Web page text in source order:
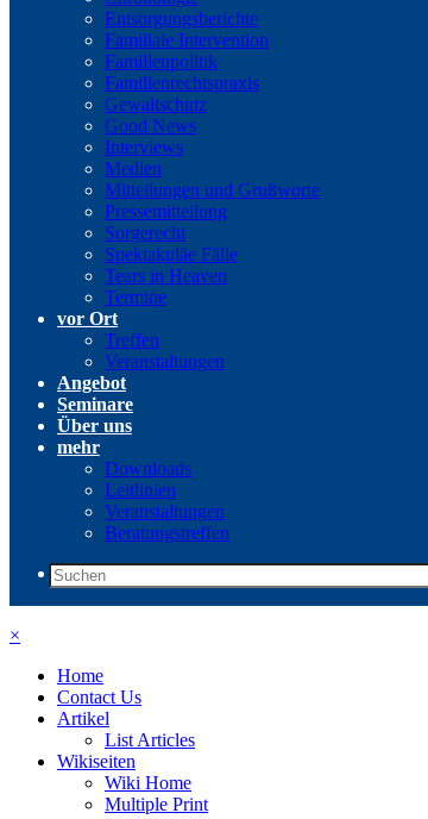
Entsorgungsberichte
Familiale Intervention
Familienpolitik
Familienrechtspraxis
Gewaltschutz
Good News
Interviews
Medien
Mitteilungen und Grußworte
Pressemitteilung
Sorgerecht
Spektakuläe Fälle
Tears in Heaven
Termine
vor Ort
Treffen
Veranstaltungen
Angebot
Seminare
Über uns
mehr
Downloads
Leitlinien
Veranstaltungen
Beratungstreffen
×
Home
Contact Us
Artikel
List Articles
Wikiseiten
Wiki Home
Multiple Print